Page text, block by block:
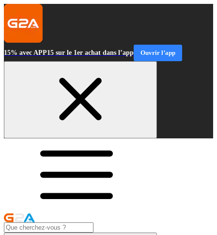
15% avec APP15 sur le 1er achat dans l’app Ouvrir l’app